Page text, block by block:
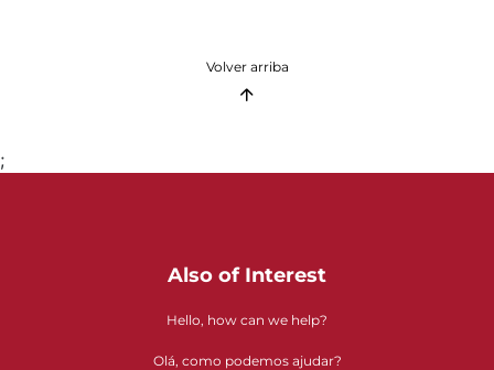
Volver arriba
;
Also of Interest
Hello, how can we help?
Olá, como podemos ajudar?